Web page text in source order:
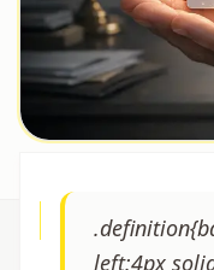
left:4px